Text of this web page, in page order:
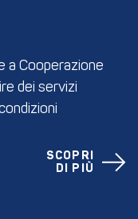
a Cooperazione
dei servizi
SCOPRI
DI PIÙ